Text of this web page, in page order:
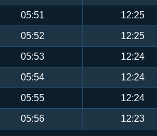
05:51 12:25
05:52 12:25
05:53 12:24
05:54 12:24
05:55 12:24
05:56 12:23